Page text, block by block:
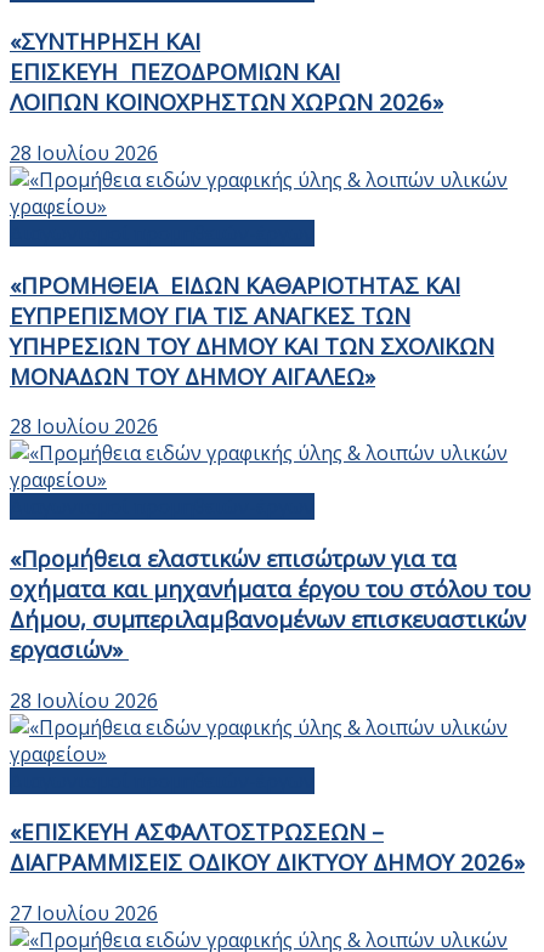
«ΣΥΝΤΗΡΗΣΗ ΚΑΙ
ΕΠΙΣΚΕΥΗ ΠΕΖΟΔΡΟΜΙΩΝ ΚΑΙ
ΛΟΙΠΩΝ ΚΟΙΝΟΧΡΗΣΤΩΝ ΧΩΡΩΝ 2026»
28 Ιουλίου 2026
«ΠΡΟΜΗΘΕΙΑ ΕΙΔΩΝ ΚΑΘΑΡΙΟΤΗΤΑΣ ΚΑΙ
ΕΥΠΡΕΠΙΣΜΟΥ ΓΙΑ ΤΙΣ ΑΝΑΓΚΕΣ ΤΩΝ
ΥΠΗΡΕΣΙΩΝ ΤΟΥ ΔΗΜΟΥ ΚΑΙ ΤΩΝ ΣΧΟΛΙΚΩΝ
ΜΟΝΑΔΩΝ ΤΟΥ ΔΗΜΟΥ ΑΙΓΑΛΕΩ»
28 Ιουλίου 2026
«Προμήθεια ελαστικών επισώτρων για τα
οχήματα και μηχανήματα έργου του στόλου του
Δήμου, συμπεριλαμβανομένων επισκευαστικών
εργασιών»
28 Ιουλίου 2026
«ΕΠΙΣΚΕΥΗ ΑΣΦΑΛΤΟΣΤΡΩΣΕΩΝ –
ΔΙΑΓΡΑΜΜΙΣΕΙΣ ΟΔΙΚΟΥ ΔΙΚΤΥΟΥ ΔΗΜΟΥ 2026»
27 Ιουλίου 2026